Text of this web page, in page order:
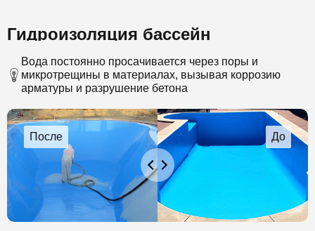
загрязнения в местах отверстий, в которые будет
нанесен состав на объект.
Гидроизоляция бассейн
Вода постоянно просачивается через поры и
микротрещины в материалах, вызывая коррозию
арматуры и разрушение бетона